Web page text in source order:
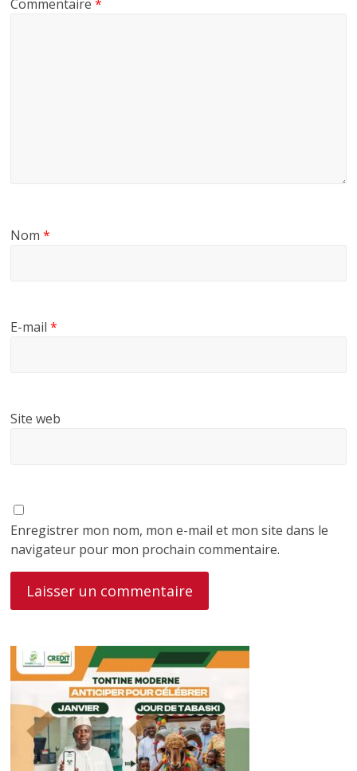
Commentaire*
Nom*
E-mail*
Site web
Enregistrer mon nom, mon e-mail et mon site dans le
navigateur pour mon prochain commentaire.